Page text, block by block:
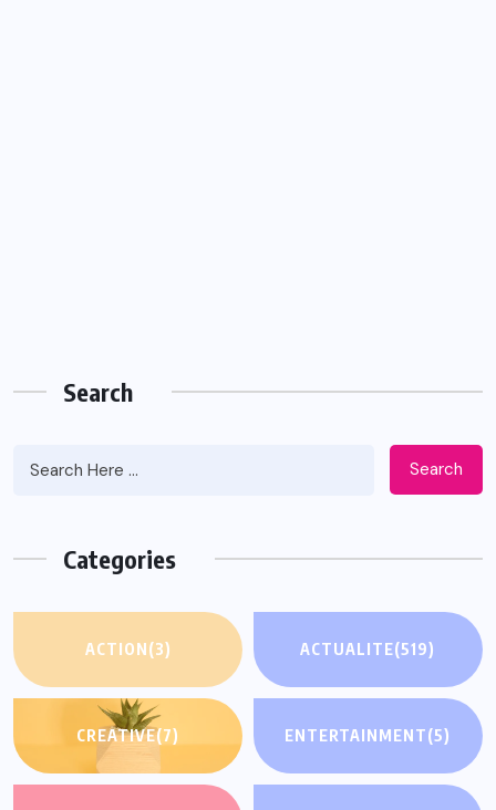
Search
Search
Categories
ACTION(3) ACTUALITE(519)
CREATIVE(7) ENTERTAINMENT(5)